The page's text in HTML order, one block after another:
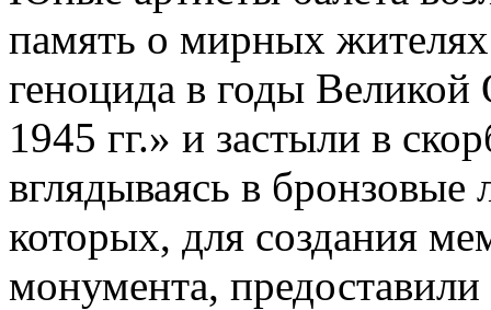
память о мирных
геноцида в годы
1945 гг.» и застыли в
вглядываясь в
которых, для создания
монумента,